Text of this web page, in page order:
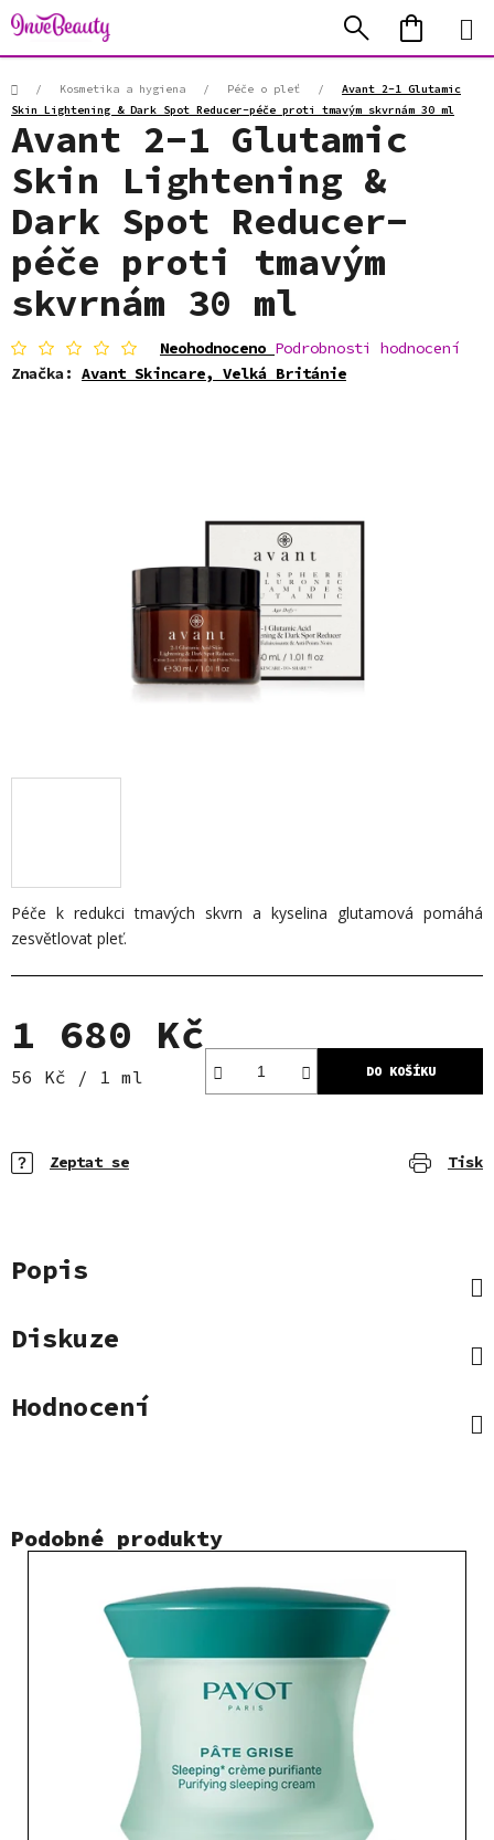
Přejít
na
obsah
Hledat
KOŠÍK
Domů/ Kosmetika a hygiena / Péče o pleť /
Avant 2-1 Glutamic
Skin Lightening & Dark Spot Reducer-péče proti tmavým skvrnám 30 ml
Péče k redukci tmavých skvrn a kyselina glutamová pomáhá
zesvětlovat pleť.
1 680 Kč
Měrná cena:
56 Kč / 1 ml DO KOŠÍKU
Tisk
Zeptat se
Avant 2-1 Glutamic
Skin Lightening &
Dark Spot Reducer-
péče proti tmavým
skvrnám 30 ml
Průměrné
hodnocení
produktu
Neohodnoceno Podrobnosti hodnocení
Značka: Avant Skincare, Velká Británie
Popis
Diskuze
Hodnocení
Podobné produkty